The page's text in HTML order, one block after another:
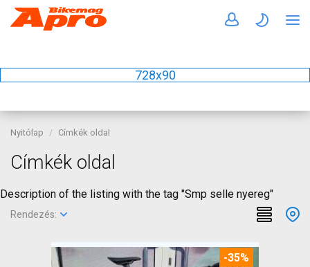
728x90
Nyitólap Címkék oldal
Címkék oldal
Description of the listing with the tag "Smp selle nyereg"
Rendezés:
-35%